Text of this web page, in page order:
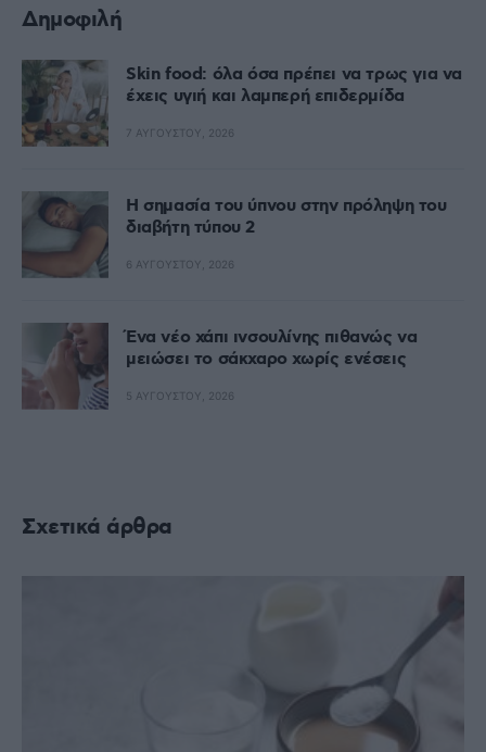
Δημοφιλή
Skin food: όλα όσα πρέπει να τρως για να
έχεις υγιή και λαμπερή επιδερμίδα
7 ΑΥΓΟΎΣΤΟΥ, 2026
Η σημασία του ύπνου στην πρόληψη του
διαβήτη τύπου 2
6 ΑΥΓΟΎΣΤΟΥ, 2026
Ένα νέο χάπι ινσουλίνης πιθανώς να
μειώσει το σάκχαρο χωρίς ενέσεις
5 ΑΥΓΟΎΣΤΟΥ, 2026
Σχετικά άρθρα